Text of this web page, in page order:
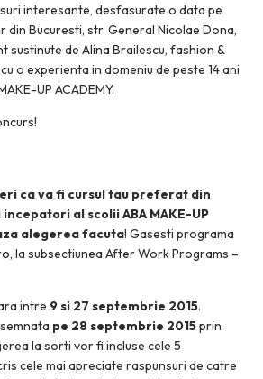
interesante, desfasurate o data pe
din Bucuresti, str. General Nicolae Dona,
sustinute de Alina Brailescu, fashion &
o experienta in domeniu de peste 14 ani
UP ACADEMY.
ca va fi cursul tau preferat din
al scolii ABA MAKE-UP
alegerea facuta! Gasesti programa
, la subsectiunea After Work Programs –
intre 9 si 27 septembrie 2015.
pe 28 septembrie 2015prin
la sorti vor fi incluse cele 5
cele mai apreciate raspunsuri de catre